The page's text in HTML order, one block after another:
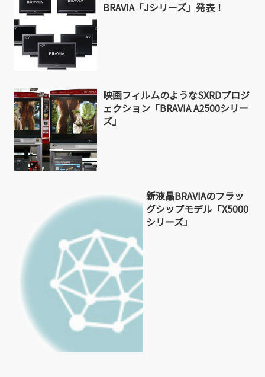
BRAVIA「Jシリーズ」発表！
映画フィルムのようなSXRDプロジ
ェクション「BRAVIA A2500シリー
ズ」
新液晶BRAVIAのフラッ
グシップモデル「X5000
シリーズ」